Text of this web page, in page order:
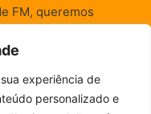
experiência de
personalizado e
FM, queremos
a Rádio existe e por
de entretenimento,
realizadas.